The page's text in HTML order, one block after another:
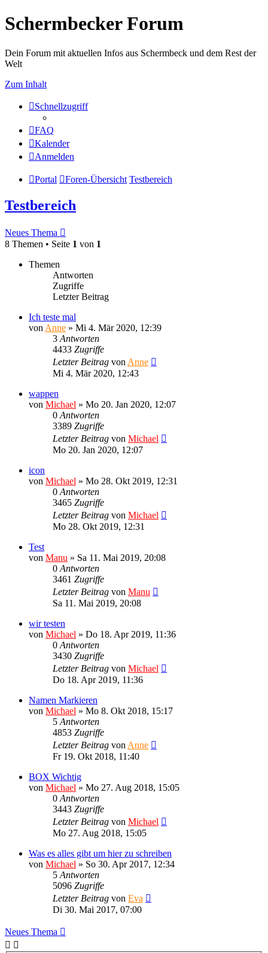
Schermbecker Forum
Dein Forum mit aktuellen Infos aus Schermbeck und dem Rest der
Welt
Zum Inhalt
Schnellzugriff
FAQ
Kalender
Anmelden
Portal Foren-Übersicht Testbereich
Testbereich
Neues Thema
8 Themen • Seite 1 von 1
Themen
Antworten
Zugriffe
Letzter Beitrag
Ich teste mal
von Anne » Mi 4. Mär 2020, 12:39
3 Antworten
4433 Zugriffe
Letzter Beitrag von Anne
Mi 4. Mär 2020, 12:43
wappen
von Michael » Mo 20. Jan 2020, 12:07
0 Antworten
3389 Zugriffe
Letzter Beitrag von Michael
Mo 20. Jan 2020, 12:07
icon
von Michael » Mo 28. Okt 2019, 12:31
0 Antworten
3465 Zugriffe
Letzter Beitrag von Michael
Mo 28. Okt 2019, 12:31
Test
von Manu » Sa 11. Mai 2019, 20:08
0 Antworten
3461 Zugriffe
Letzter Beitrag von Manu
Sa 11. Mai 2019, 20:08
wir testen
von Michael » Do 18. Apr 2019, 11:36
0 Antworten
3430 Zugriffe
Letzter Beitrag von Michael
Do 18. Apr 2019, 11:36
Namen Markieren
von Michael » Mo 8. Okt 2018, 15:17
5 Antworten
4853 Zugriffe
Letzter Beitrag von Anne
Fr 19. Okt 2018, 11:40
BOX Wichtig
von Michael » Mo 27. Aug 2018, 15:05
0 Antworten
3443 Zugriffe
Letzter Beitrag von Michael
Mo 27. Aug 2018, 15:05
Was es alles gibt um hier zu schreiben
von Michael » So 30. Apr 2017, 12:34
5 Antworten
5096 Zugriffe
Letzter Beitrag von Eva
Di 30. Mai 2017, 07:00
Neues Thema